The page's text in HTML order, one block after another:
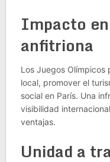
Impacto
anfitriona
Los Juegos Olímpicos
local, promover el
social en París. Una
visibilidad
ventajas.
Unidad a